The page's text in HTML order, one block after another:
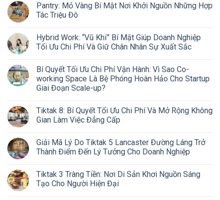
Pantry: Mỏ Vàng Bí Mật Nơi Khởi Nguồn Những Hợp
Tác Triệu Đô
Hybrid Work: “Vũ Khí” Bí Mật Giúp Doanh Nghiệp
Tối Ưu Chi Phí Và Giữ Chân Nhân Sự Xuất Sắc
Bí Quyết Tối Ưu Chi Phí Vận Hành: Vì Sao Co-
working Space Là Bệ Phóng Hoàn Hảo Cho Startup
Giai Đoạn Scale-up?
Tiktak 8: Bí Quyết Tối Ưu Chi Phí Và Mở Rộng Không
Gian Làm Việc Đẳng Cấp
Giải Mã Lý Do Tiktak 5 Lancaster Đường Láng Trở
Thành Điểm Đến Lý Tưởng Cho Doanh Nghiệp
Tiktak 3 Tràng Tiền: Nơi Di Sản Khơi Nguồn Sáng
Tạo Cho Người Hiện Đại